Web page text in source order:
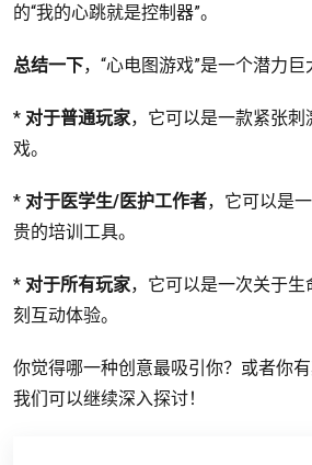
的“我的心跳就是控制器”。
总结一下，“心电图游戏”是一个潜力巨
* 对于普通玩家，它可以是一款紧张
戏。
* 对于医学生/医护工作者，它可以是
贵的培训工具。
* 对于所有玩家，它可以是一次关于
刻互动体验。
你觉得哪一种创意最吸引你？或者你
我们可以继续深入探讨！